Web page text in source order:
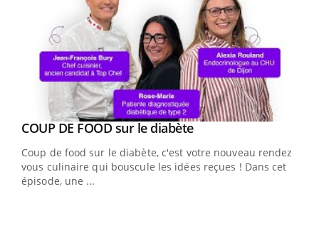
Youtube
COUP DE FOOD sur le diabèteYoutube
Coup de food sur le diabète, c'est votre nouveau rendez-
vous culinaire qui bouscule les idées reçues ! Dans cet
épisode, une ...